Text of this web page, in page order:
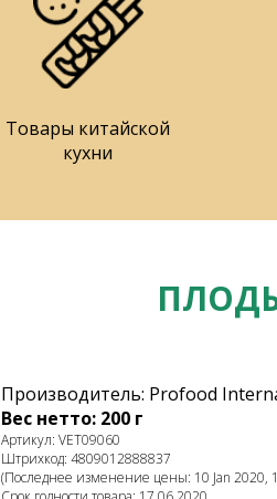
Товары китайской
кухни
Производитель: Profood
Вес нетто: 200 г
Артикул: VET09060
Штрихкод: 4809012888837
(Последнее изменение цены: 10 Jan 2020,